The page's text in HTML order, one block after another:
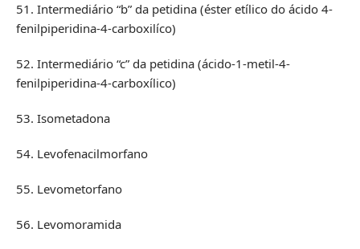
51. Intermediário “b” da petidina (éster etílico do ácido 4-
fenilpiperidina-4-carboxilíco)
52. Intermediário “c” da petidina (ácido-1-metil-4-
fenilpiperidina-4-carboxílico)
53. Isometadona
54. Levofenacilmorfano
55. Levometorfano
56. Levomoramida